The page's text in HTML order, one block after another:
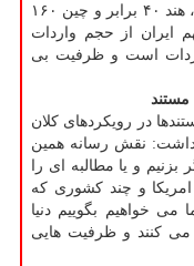
حدود ۱۰ برابر ایران، تركیه ۲۰ برابر ایران، هند ۴۰ برابر و چین ۱۶۰
ایران از حجم واردات
است و ظرفیت بی
در رویكردهای كلان
داشت: نقش رسانه همین
و یا مطالبه ای را
امریكا و چند كشوری كه
می خواهیم بگوییم دنیا
كنند و ظرفیت هایی